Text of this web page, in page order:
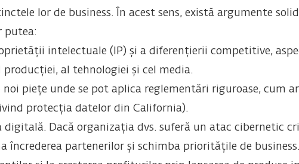
lor de business. În acest sens, există argumente
putea:
intelectuale (IP) și a diferențierii competitive,
producției, al tehnologiei și cel media.
piețe unde se pot aplica reglementări riguroase, cum
protecția datelor din California).
Dacă organizația dvs. suferă un atac cibernetic
încrederea partenerilor și schimba prioritățile de business.